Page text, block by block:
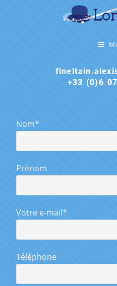
+33 (0)6
Nom*
Prénom
Votre e-mail*
Téléphone